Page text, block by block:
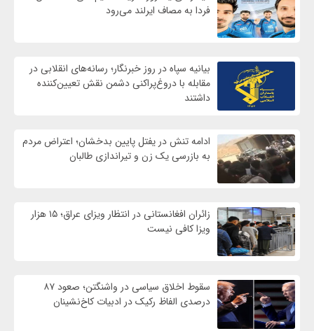
فردا به مصاف ایرلند می‌رود
بیانیه سپاه در روز خبرنگار؛ رسانه‌های انقلابی در
مقابله با دروغ‌پراکنی دشمن نقش تعیین‌کننده
داشتند
ادامه تنش در یفتل پایین بدخشان؛ اعتراض مردم
به بازرسی یک زن و تیراندازی طالبان
زائران افغانستانی در انتظار ویزای عراق؛ ۱۵ هزار
ویزا کافی نیست
سقوط اخلاق سیاسی در واشنگتن؛ صعود ۸۷
درصدی الفاظ رکیک در ادبیات کاخ‌نشینان